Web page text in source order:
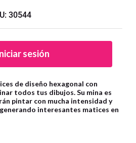
:30544
sesión
de diseño hexagonal con
todos tus dibujos. Su mina es
pintar con mucha intensidad y
interesantes matices en